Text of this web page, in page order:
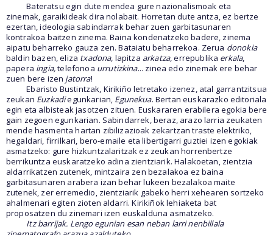
Bateratsu egin dute mendea gure nazionalismoak eta
zinemak, garaikideak dira nolabait. Horretan dute antza, ez bertze
ezertan, ideologia sabindarrak behar zuen garbitasunaren
kontrakoa baitzen zinema. Baina kondenatzeko badere, zinema
aipatu beharreko gauza zen. Bataiatu beharrekoa. Zerua donokia
baldin bazen, eliza txadona, lapitza arkatza, errepublika erkala,
papera ingia,telefonoa urrutizkina... zinea edo zinemak ere behar
zuen bere izen jatorra!
Ebaristo Bustintzak, Kirikiño letretako izenez, atal garrantzitsua
zeukan Euzkadiegunkarian, Egunekua. Bertan euskarazko editoriala
egin eta albisteak jasotzen zituen. Euskararen erabilera egokia bere
gain zegoen egunkarian. Sabindarrek, beraz, arazo larria zeukaten
mende hasmenta hartan zibilizazioak zekartzan traste elektriko,
hegaldari, firrilkari, bero-emaile eta libertigarri guztiei izen egokiak
asmatzeko: gure hizkuntzalaritzak ez zeukan horrenbertze
berrikuntza euskaratzeko adina zientziarik. Halakoetan, zientzia
aldarrikatzen zutenek, mintzaira zen bezalakoa ez baina
garbitasunaren arabera izan behar lukeen bezalakoa maite
zutenek, zer erremedio, zientziarik gabeko herri xehearen sortzeko
ahalmenari egiten zioten aldarri. Kirikiñok lehiaketa bat
proposatzen du zinemari izen euskalduna asmatzeko.
Itz barrijak. Lengo egunian esan neban larri nenbillala